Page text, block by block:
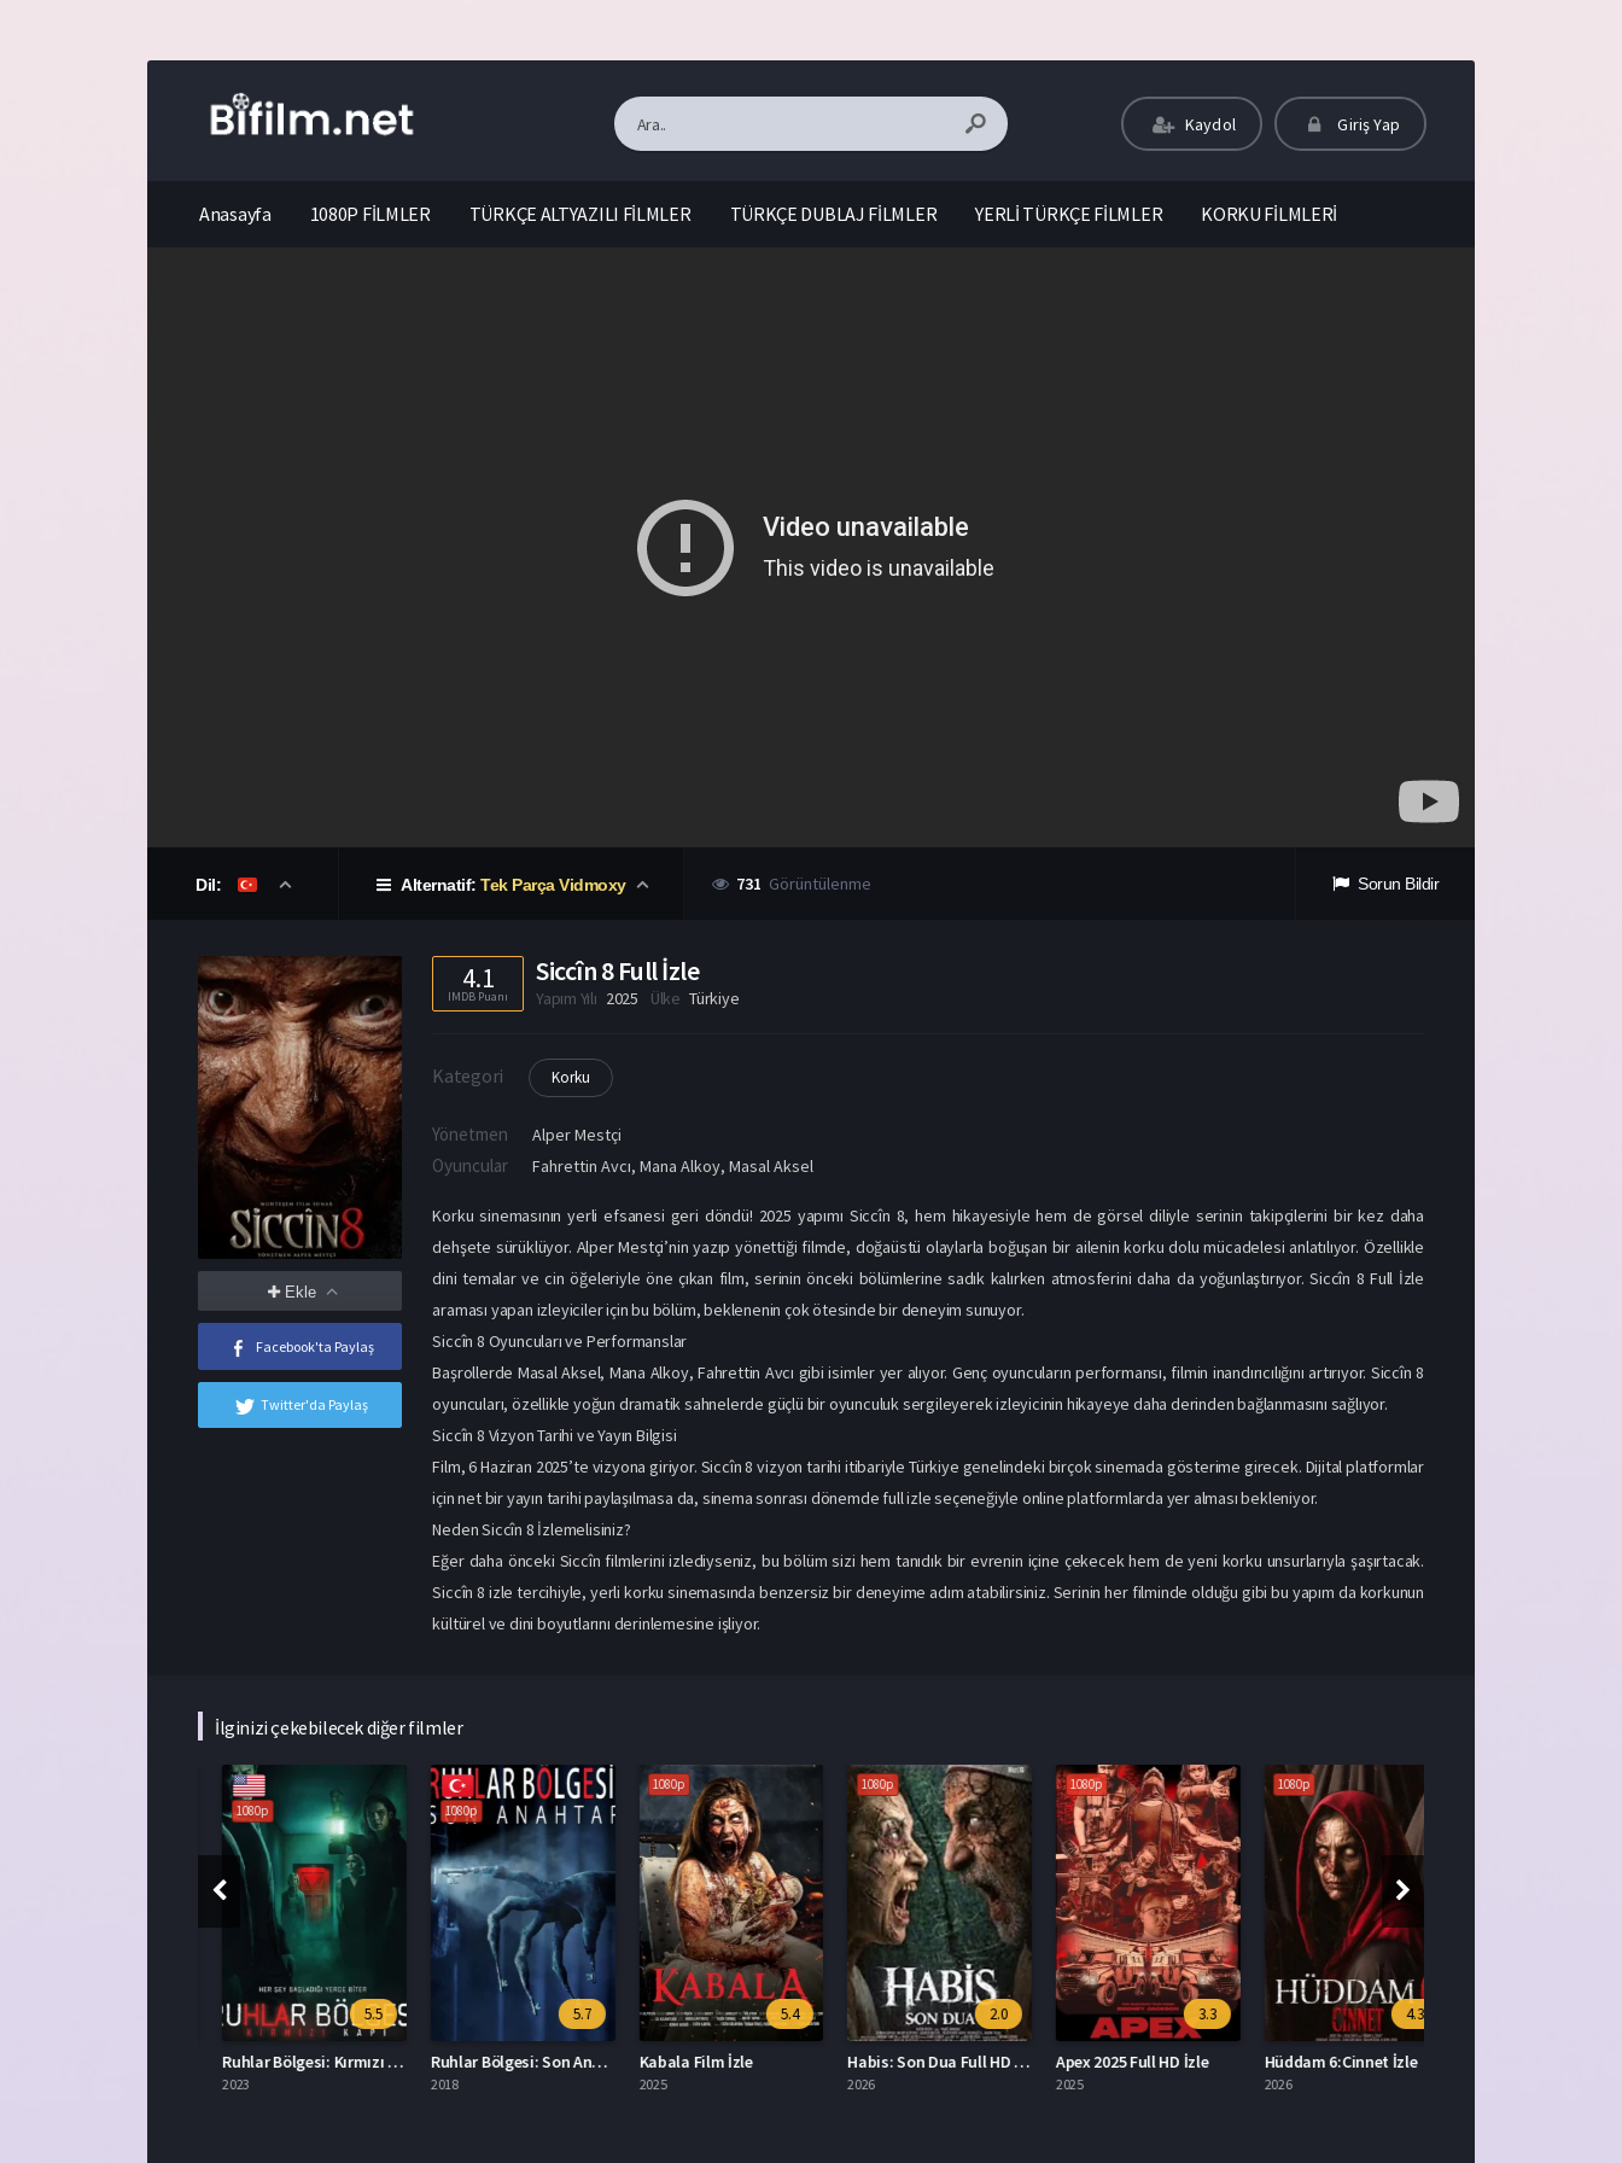
Kaydol Giriş Yap
Anasayfa 1080P FİLMLER TÜRKÇE ALTYAZILI FİLMLER TÜRKÇE DUBLAJ FİLMLER YERLİ TÜRKÇE FİLMLER KORKU FİLMLERİ
Dil: Alternatif: Tek Parça Vidmoxy 731 Görüntülenme Sorun Bildir
Ekle
Facebook'ta Paylaş
Twitter'da Paylaş
4.1
IMDB Puanı
Siccîn 8 Full İzle
Yapım Yılı 2025 Ülke Türkiye
Kategori Korku
Yönetmen Alper Mestçi
Oyuncular Fahrettin Avcı,Mana Alkoy,Masal Aksel
Korku sinemasının yerli efsanesi geri döndü! 2025 yapımı Siccîn 8, hem hikayesiyle hem de görsel diliyle serinin takipçilerini bir kez daha
dehşete sürüklüyor. Alper Mestçi’nin yazıp yönettiği filmde, doğaüstü olaylarla boğuşan bir ailenin korku dolu mücadelesi anlatılıyor. Özellikle
dini temalar ve cin öğeleriyle öne çıkan film, serinin önceki bölümlerine sadık kalırken atmosferini daha da yoğunlaştırıyor. Siccîn 8 Full İzle
araması yapan izleyiciler için bu bölüm, beklenenin çok ötesinde bir deneyim sunuyor.
Siccîn 8 Oyuncuları ve Performanslar
Başrollerde Masal Aksel, Mana Alkoy, Fahrettin Avcı gibi isimler yer alıyor. Genç oyuncuların performansı, filmin inandırıcılığını artırıyor. Siccîn 8
oyuncuları, özellikle yoğun dramatik sahnelerde güçlü bir oyunculuk sergileyerek izleyicinin hikayeye daha derinden bağlanmasını sağlıyor.
Siccîn 8 Vizyon Tarihi ve Yayın Bilgisi
Film, 6 Haziran 2025’te vizyona giriyor. Siccîn 8 vizyon tarihi itibariyle Türkiye genelindeki birçok sinemada gösterime girecek. Dijital platformlar
için net bir yayın tarihi paylaşılmasa da, sinema sonrası dönemde full izle seçeneğiyle online platformlarda yer alması bekleniyor.
Neden Siccîn 8 İzlemelisiniz?
Eğer daha önceki Siccîn filmlerini izlediyseniz, bu bölüm sizi hem tanıdık bir evrenin içine çekecek hem de yeni korku unsurlarıyla şaşırtacak.
Siccîn 8 izle tercihiyle, yerli korku sinemasında benzersiz bir deneyime adım atabilirsiniz. Serinin her filminde olduğu gibi bu yapım da korkunun
kültürel ve dini boyutlarını derinlemesine işliyor.
İlginizi çekebilecek diğer filmler
1080p
5.5
Ruhlar Bölgesi: Kırmızı Kapı Türkçe Dublaj İzle
2023
1080p
5.7
Ruhlar Bölgesi: Son Anahtar İzle
2018
1080p
5.4
Kabala Film İzle
2025
1080p
2.0
Habis: Son Dua Full HD İzle
2026
1080p
3.3
Apex 2025 Full HD İzle
2025
1080p
4.3
Hüddam 6:Cinnet İzle
2026